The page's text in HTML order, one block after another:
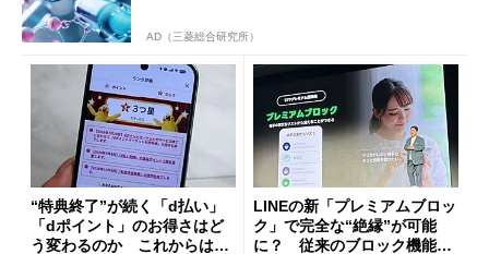
AD（三菱総合研究所）
“特典終了”が続く「d払い」
「dポイント」のお得さはど
う変わるのか これからは
LINEの新「プレミアムブロッ
ク」で完全な“絶縁”が可能
に？ 従来のブロック機能と